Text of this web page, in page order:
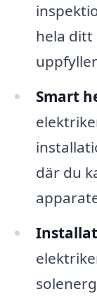
hela ditt
Smart
där du